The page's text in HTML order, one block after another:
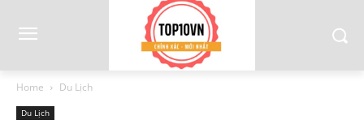
Home Du Lịch
Du Lịch